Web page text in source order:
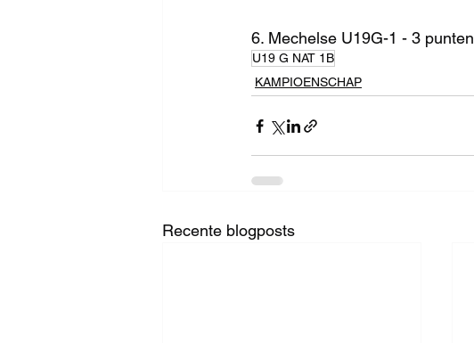
6. Mechelse U19G-1 - 3 punten
U19 G NAT 1B
KAMPIOENSCHAP
Recente blogposts